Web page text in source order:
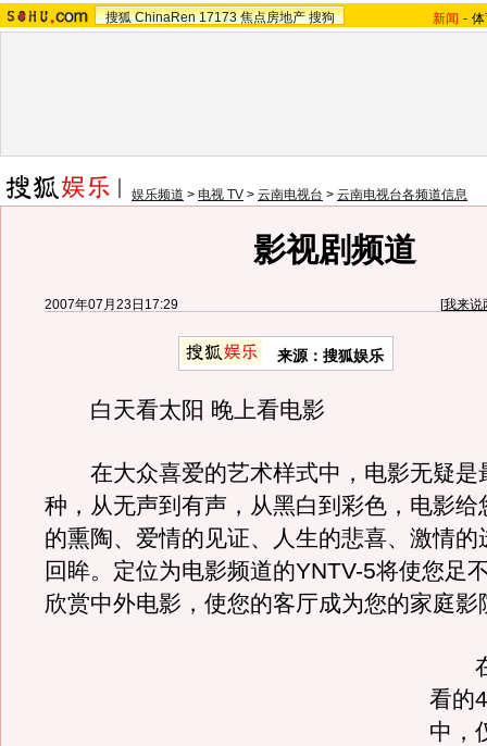
搜狐 ChinaRen 17173 焦点房地产 搜狗 新闻 -
娱乐频道 > 电视 TV > 云南电视台 > 云南电视台各频道信息
影视剧频道
2007年07月23日17:29 [我来说
来源：搜狐娱乐
白天看太阳 晚上看电影
在大众喜爱的艺术样式中，电影无疑是
种，从无声到有声，从黑白到彩色，电影给
的熏陶、爱情的见证、人生的悲喜、激情的
回眸。定位为电影频道的YNTV-5将使您足
欣赏中外电影，使您的客厅成为您的家庭影
在
看的
中，